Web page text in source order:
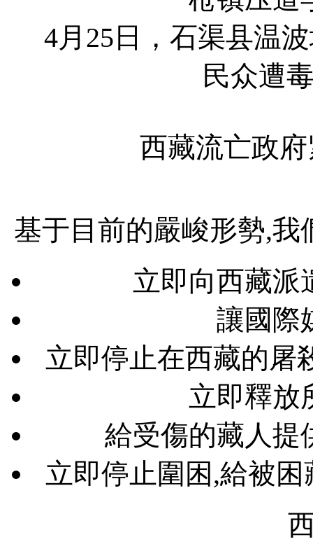
4月25日，石渠县温波
民众遭
西藏流亡政
基于目前的嚴峻形勢,
立即向西藏派
讓國際
立即停止在西藏的屠
立即釋放
給受傷的藏人提
立即停止圍困,給被